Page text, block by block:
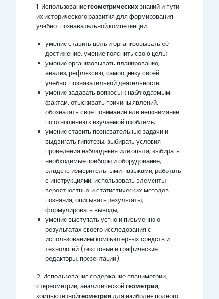
1. Использование геометрическихзнаний и пути
их исторического развития для формирования
учебно-познавательной компетенции:
умение ставить цель и организовывать её
достижение, умение пояснить свою цель;
умение организовывать планирование,
анализ, рефлексию, самооценку своей
учебно-познавательной деятельности;
умение задавать вопросы к наблюдаемым
фактам, отыскивать причины явлений,
обозначать свое понимание или непонимание
по отношению к изучаемой проблеме;
умение ставить познавательные задачи и
выдвигать гипотезы; выбирать условия
проведения наблюдения или опыта; выбирать
необходимые приборы и оборудование,
владеть измерительными навыками, работать
с инструкциями; использовать элементы
вероятностных и статистических методов
познания; описывать результаты,
формулировать выводы;
умение выступать устно и письменно о
результатах своего исследования с
использованием компьютерных средств и
технологий (текстовые и графические
редакторы, презентации).
2. Использование содержание планиметрии,
стереометрии, аналитической геометрии,
компьютернойгеометрии для наиболее полного